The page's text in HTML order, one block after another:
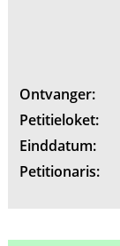
Ontvanger:
Petitieloket:
Einddatum:
Petitionaris: